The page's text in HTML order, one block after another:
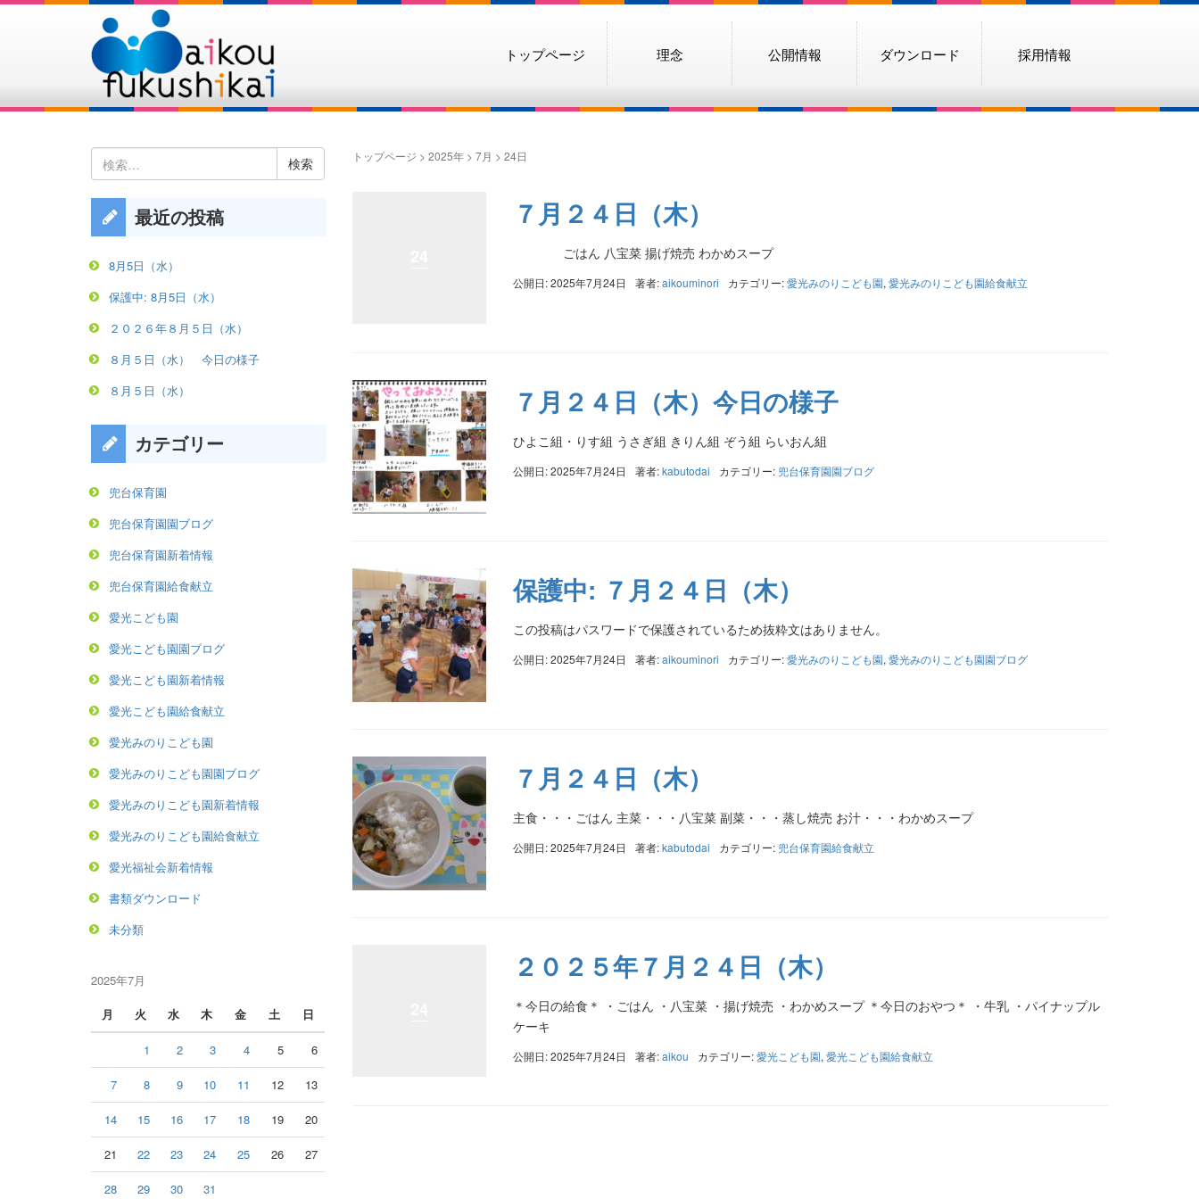
トップページ 理念 公開情報 ダウンロード 採用情報
トップページ > 2025年> 7月 > 24日
７月２４日（木）
ごはん 八宝菜 揚げ焼売 わかめスープ
公開日: 2025年7月24日 著者:aikouminori カテゴリー:愛光みのりこども園, 愛光みのりこども園給食献立
７月２４日（木）今日の様子
ひよこ組・りす組 うさぎ組 きりん組 ぞう組 らいおん組
公開日: 2025年7月24日 著者:kabutodai カテゴリー: 兜台保育園園ブログ
保護中: ７月２４日（木）
この投稿はパスワードで保護されているため抜粋文はありません。
公開日: 2025年7月24日 著者:aikouminori カテゴリー:愛光みのりこども園, 愛光みのりこども園園ブログ
７月２４日（木）
主食・・・ごはん 主菜・・・八宝菜 副菜・・・蒸し焼売 お汁・・・わかめスープ
公開日: 2025年7月24日 著者:kabutodai カテゴリー: 兜台保育園給食献立
２０２５年７月２４日（木）
＊今日の給食＊ ・ごはん ・八宝菜 ・揚げ焼売 ・わかめスープ ＊今日のおやつ＊ ・牛乳 ・パイナップル
ケーキ
公開日: 2025年7月24日 著者:aikou カテゴリー:愛光こども園, 愛光こども園給食献立
検
索:
最近の投稿
8月5日（水）
保護中: 8月5日（水）
２０２６年８月５日（水）
８月５日（水） 今日の様子
８月５日（水）
カテゴリー
兜台保育園
兜台保育園園ブログ
兜台保育園新着情報
兜台保育園給食献立
愛光こども園
愛光こども園園ブログ
愛光こども園新着情報
愛光こども園給食献立
愛光みのりこども園
愛光みのりこども園園ブログ
愛光みのりこども園新着情報
愛光みのりこども園給食献立
愛光福祉会新着情報
書類ダウンロード
未分類
2025年7月
月
火 水 木 金 土 日
1 2 3 4 5 6
7 8 9 10 11 12 13
14 15 16 17 18 19 20
21 22 23 24 25 26 27
28 29 30 31